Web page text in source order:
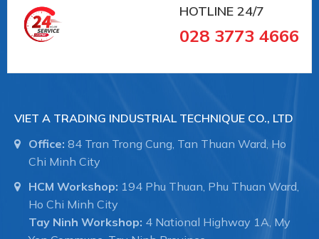
- Hệ thông phòng cháy chữa cháy trong tòa nhà,
- Đóng tàu, ống dẫn trong thân tàu, bảo trì đường
ống.
HOTLINE 24/7
028 3773 4666
VIET A TRADING INDUSTRIAL TECHNIQUE CO., LTD
Office: 84 Tran Trong Cung, Tan Thuan Ward, Ho
Chi Minh City
HCM Workshop: 194 Phu Thuan, Phu Thuan Ward,
Ho Chi Minh City
Tay Ninh Workshop: 4 National Highway 1A, My